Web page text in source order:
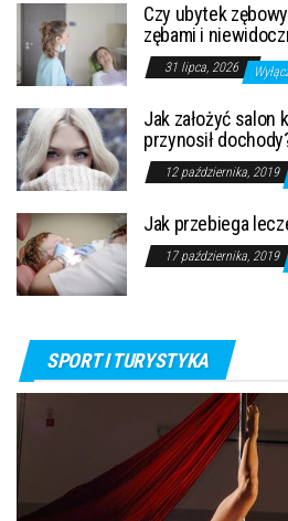
Czy ubytek
zębami i
31 lipca, 2026
Jak założyć salon
przynosił
12 października, 2019
Jak przebiega
17 października, 2019
SPORT I TURYSTYKA